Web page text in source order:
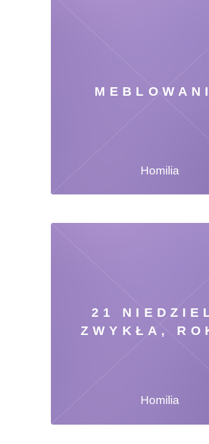
Homilia
21
ZWYKŁA,
Homilia